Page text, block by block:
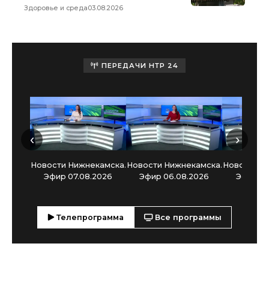
Здоровье и среда03.08.2026
ПЕРЕДАЧИ НТР 24
Новости Нижнекамска.
Эфир 07.08.2026
Новости Нижнекамска.
Эфир 06.08.2026
Новости
Эфир
‹ ›
Телепрограмма Все программы